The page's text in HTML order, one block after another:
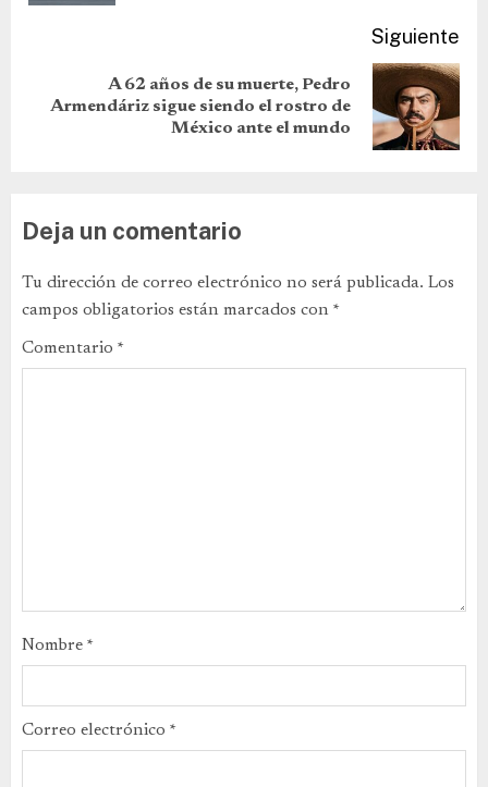
Siguiente
A 62 años de su muerte, Pedro
Armendáriz sigue siendo el rostro de
México ante el mundo
Deja un comentario
Tu dirección de correo electrónico no será publicada. Los
campos obligatorios están marcados con *
Comentario *
Nombre *
Correo electrónico *